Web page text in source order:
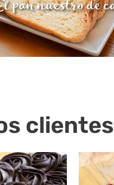
clientes